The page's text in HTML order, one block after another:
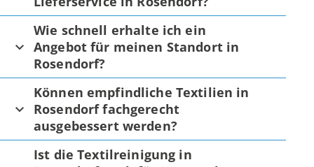
Wie schnell erhalte ich ein
Angebot für meinen Standort in
Rosendorf?
Können empfindliche Textilien in
Rosendorf fachgerecht
ausgebessert werden?
Ist die Textilreinigung in